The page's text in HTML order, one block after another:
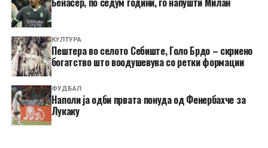
КУЛТУРА
Пештера во селото Себиште, Голо Брдо – скриено
богатство што воодушевува со ретки формации
ФУДБАЛ
Наполи ја одби првата понуда од Фенербахче за
Лукаку